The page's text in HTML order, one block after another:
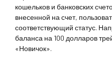
кошельков и банковских
внесенной на счет,
соответствующий статус.
баланса на 100 долларов
«Новичок».